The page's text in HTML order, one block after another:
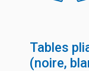
Tables
(noire,